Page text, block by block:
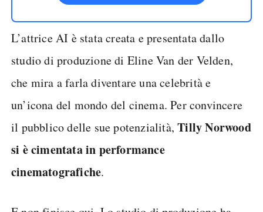
L’attrice AI è stata creata e presentata dallo
studio di produzione di Eline Van der Velden,
che mira a farla diventare una celebrità e
un’icona del mondo del cinema. Per convincere
il pubblico delle sue potenzialità,Tilly Norwood
si è cimentata in performance
cinematografiche.